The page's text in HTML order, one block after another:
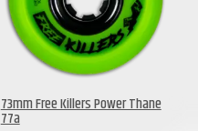
73mm Free Killers Power Thane
77a